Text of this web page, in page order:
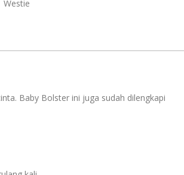
Westie
Baby Bolster ini juga sudah dilengkapi